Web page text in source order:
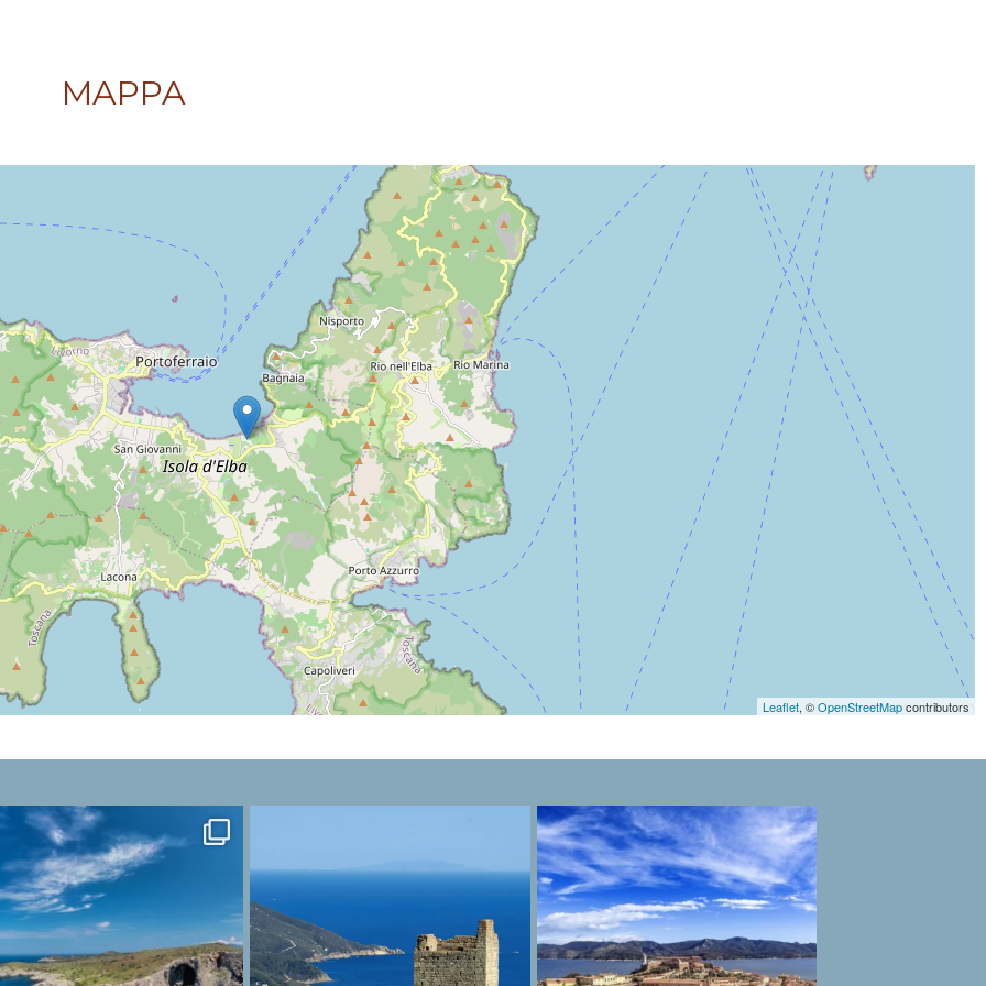
MAPPA
Leaflet, ©OpenStreetMapcontributors